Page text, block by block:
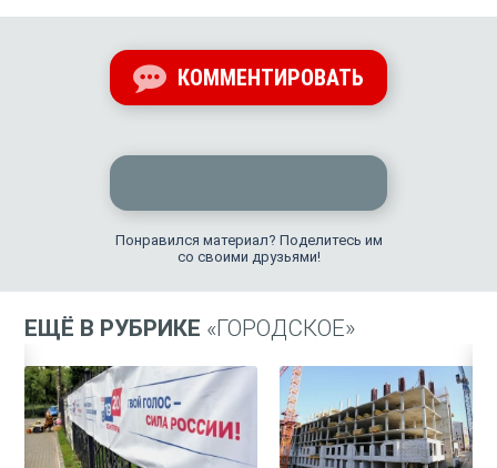
КОММЕНТИРОВАТЬ
Понравился материал? Поделитесь им
со своими друзьями!
ЕЩЁ В РУБРИКЕ «ГОРОДСКОЕ»